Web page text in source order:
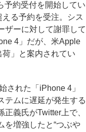
予約受付を開始してい
る予約を受注。シス
ザーに対して謝罪して
4」だが、米Apple
」と案内されてい
れた「iPhone 4」
テムに遅延が発生する
義氏がTwitter上で、
を増強したと“つぶや